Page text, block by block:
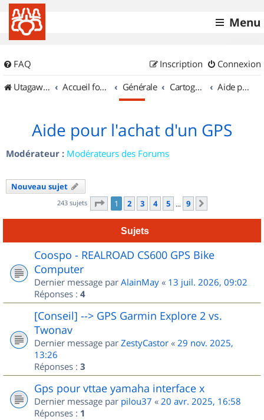
Menu
FAQ Connexion
Inscription
UtagawaVTT (Randos VTT et VTTAE avec traces GPS)
Accueil forum Générale Cartographie et GPS Aide pour l'achat d'un GPS
Aide pour l'achat d'un GPS
Modérateur : Modérateurs des Forums
Nouveau sujet
243 sujets Page 1sur
1 2 3 4 5 … 9
Sujets
Coospo - REALROAD CS600 GPS Bike
Computer
Dernier message par AlainMay « 13 juil. 2026, 09:02
Réponses : 4
[Conseil] --> GPS Garmin Explore 2 vs.
Twonav
Dernier message par ZestyCastor « 29 nov. 2025,
13:26
Réponses : 3
Gps pour vttae yamaha interface x
Dernier message par pilou37 « 20 avr. 2025, 16:58
Réponses : 1